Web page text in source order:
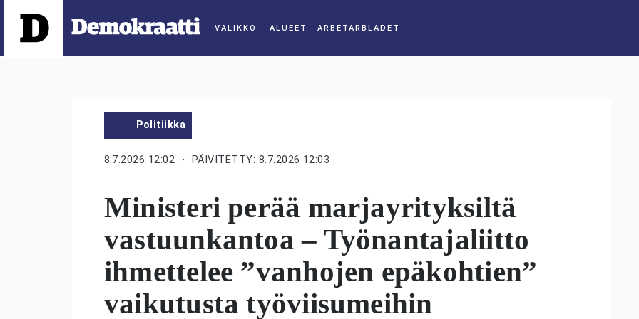
ALUEET
Politiikka
8.7.2026 12:02 ・ PÄIVITETTY: 8.7.2026 12:03
Ministeri perää marjayrityksiltä
vastuunkantoa – Työnantajaliitto
ihmettelee ”vanhojen epäkohtien”
vaikutusta työviisumeihin